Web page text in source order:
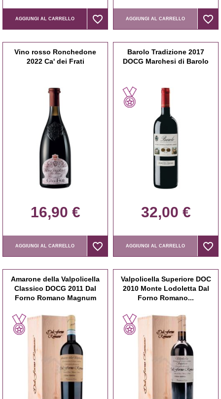
AGGIUNGI AL CARRELLO favorite_border
favorite_border AGGIUNGI AL CARRELLO favorite_border
favorite_border
Vino rosso Ronchedone
2022 Ca' dei Frati
16,90 €
AGGIUNGI AL CARRELLO favorite_border
favorite_border
Barolo Tradizione 2017
DOCG Marchesi di Barolo
32,00 €
AGGIUNGI AL CARRELLO favorite_border
favorite_border
Amarone della Valpolicella
Classico DOCG 2011 Dal
Forno Romano Magnum
Valpolicella Superiore DOC
2010 Monte Lodoletta Dal
Forno Romano...